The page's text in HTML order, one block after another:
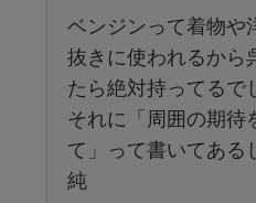
ベンジンって着物や
抜きに使われるから
たら絶対持ってるで
それに「周囲の期待
て」って書いてあ
純